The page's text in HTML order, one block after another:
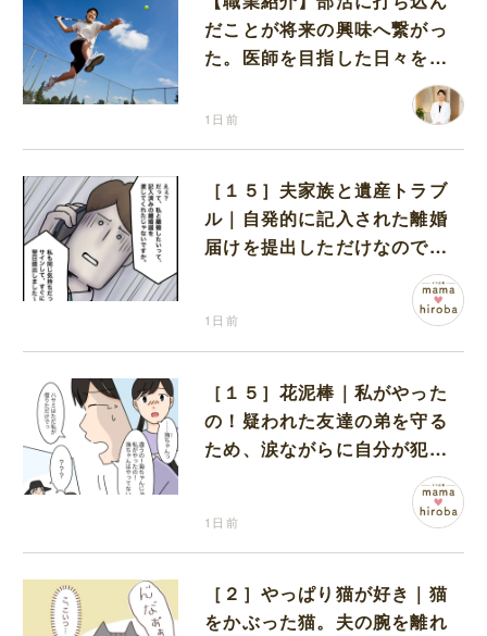
だことが将来の興味へ繋がっ
た。医師を目指した日々を振
1日前
［１５］夫家族と遺産トラブ
ル｜自発的に記入された離婚
届けを提出しただけなので、
1日前
［１５］花泥棒｜私がやった
の！疑われた友達の弟を守る
ため、涙ながらに自分が犯人
1日前
［２］やっぱり猫が好き｜猫
をかぶった猫。夫の腕を離れ